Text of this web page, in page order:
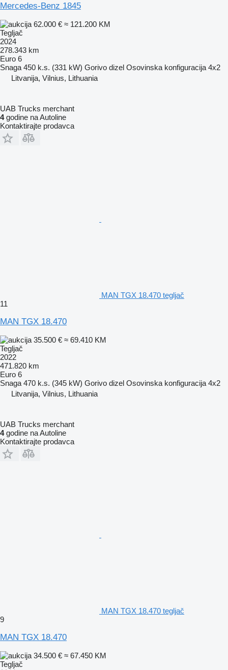
Mercedes-Benz 1845
62.000 € ≈ 121.200 KM
Tegljač
2024
278.343 km
Euro 6
Snaga 450 k.s. (331 kW) Gorivo dizel Osovinska konfiguracija 4x2
Litvanija, Vilnius, Lithuania
UAB Trucks merchant
4godine na Autoline
Kontaktirajte prodavca
MAN TGX 18.470 tegljač
11
MAN TGX 18.470
35.500 € ≈ 69.410 KM
Tegljač
2022
471.820 km
Euro 6
Snaga 470 k.s. (345 kW) Gorivo dizel Osovinska konfiguracija 4x2
Litvanija, Vilnius, Lithuania
UAB Trucks merchant
4godine na Autoline
Kontaktirajte prodavca
MAN TGX 18.470 tegljač
9
MAN TGX 18.470
34.500 € ≈ 67.450 KM
Tegljač